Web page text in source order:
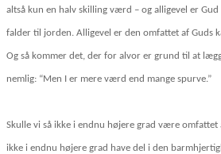
altså kun en halv skilling værd – og alligevel er
falder til jorden. Alligevel er den omfattet af Guds
Og så kommer det, der for alvor er grund til at
nemlig: “Men I er mere værd end mange spurve.”
Skulle vi så ikke i endnu højere grad være omfattet
ikke i endnu højere grad have del i den